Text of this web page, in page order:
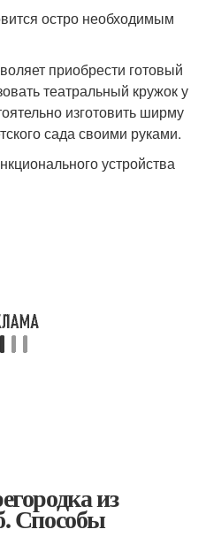
остро необходимым
приобрести готовый
театральный кружок у
изготовить ширму
сада своими руками.
устройства
из
Способы